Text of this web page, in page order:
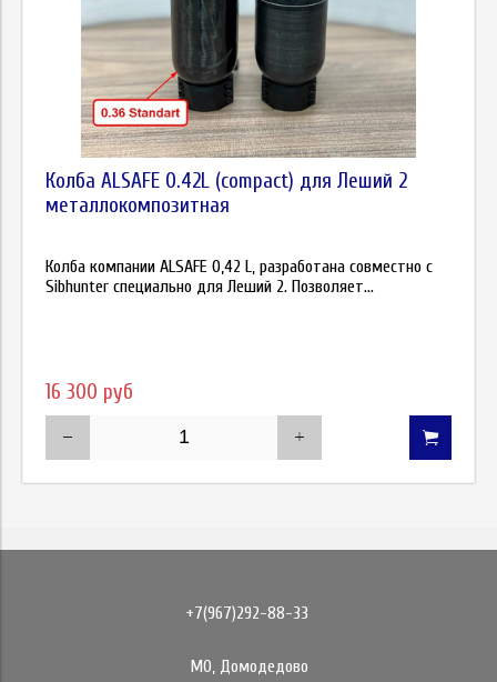
Колба ALSAFE 0.42L (compact) для Леший 2
металлокомпозитная
Колба компании ALSAFE 0,42 L, разработана совместно с
Sibhunter специально для Леший 2. Позволяет...
16 300 руб
+7(967)292-88-33
МО, Домодедово